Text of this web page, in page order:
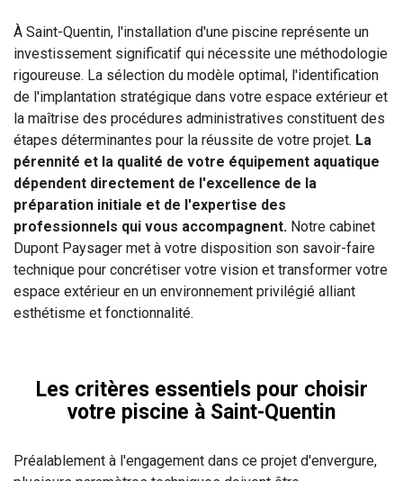
À Saint-Quentin, l'installation d'une piscine représente un
investissement significatif qui nécessite une méthodologie
rigoureuse. La sélection du modèle optimal, l'identification
de l'implantation stratégique dans votre espace extérieur et
la maîtrise des procédures administratives constituent des
étapes déterminantes pour la réussite de votre projet. La
pérennité et la qualité de votre équipement aquatique
dépendent directement de l'excellence de la
préparation initiale et de l'expertise des
professionnels qui vous accompagnent. Notre cabinet
Dupont Paysager met à votre disposition son savoir-faire
technique pour concrétiser votre vision et transformer votre
espace extérieur en un environnement privilégié alliant
esthétisme et fonctionnalité.
Les critères essentiels pour choisir
votre piscine à Saint-Quentin
Préalablement à l'engagement dans ce projet d'envergure,